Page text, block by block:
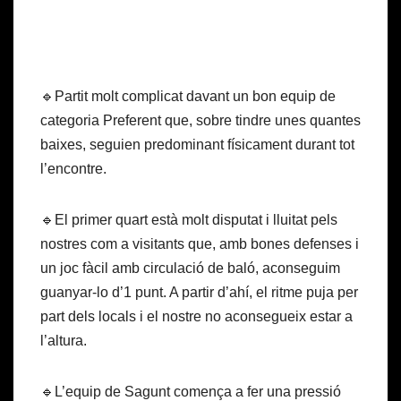
🔹Partit molt complicat davant un bon equip de
categoria Preferent que, sobre tindre unes quantes
baixes, seguien predominant físicament durant tot
l’encontre.
🔹El primer quart està molt disputat i lluitat pels
nostres com a visitants que, amb bones defenses i
un joc fàcil amb circulació de baló, aconseguim
guanyar-lo d’1 punt. A partir d’ahí, el ritme puja per
part dels locals i el nostre no aconsegueix estar a
l’altura.
🔹L’equip de Sagunt comença a fer una pressió